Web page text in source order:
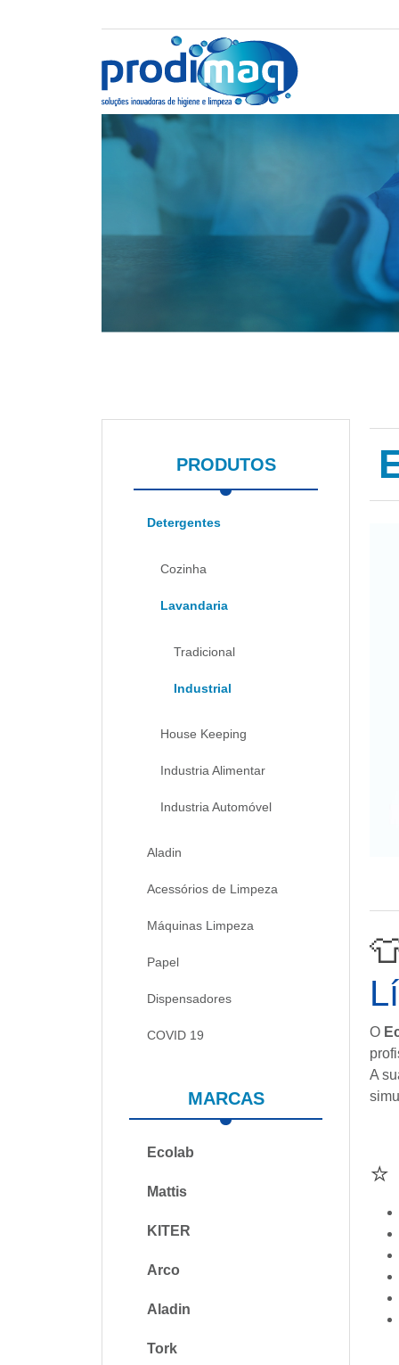
PRODUTOS
Detergentes
Cozinha
Lavandaria
Tradicional
Industrial
House Keeping
Industria Alimentar
Industria Automóvel
Aladin
Acessórios de Limpeza
Máquinas Limpeza
Papel
Dispensadores
COVID 19
MARCAS
Ecolab
Mattis
KITER
Arco
Aladin
Tork
O
A
⭐